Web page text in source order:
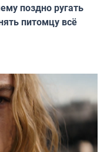
поздно ругать
питомцу всё